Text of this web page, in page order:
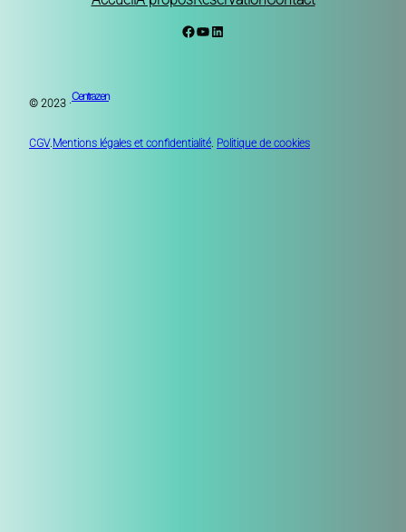
Facebook YouTube LinkedIn
© 2023 ·
Centrazen
CGV.Mentions légales et confidentialité. Politique de cookies